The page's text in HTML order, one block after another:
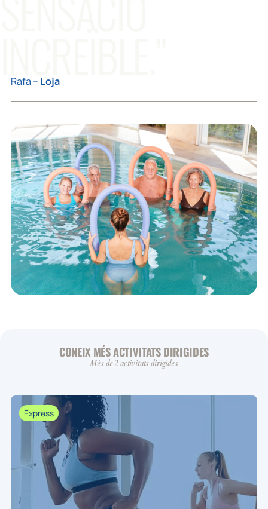
Rafa – Loja
CONEIX MÉS ACTIVITATS DIRIGIDES
Més de 2 activitats dirigides
Express